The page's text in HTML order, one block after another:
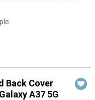
Back Cover
A37 5G